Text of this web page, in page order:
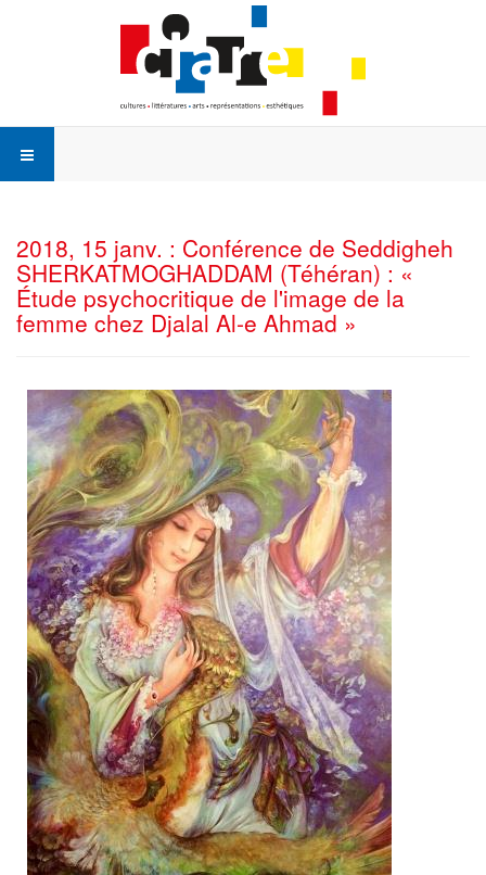
2018, 15 janv. : Conférence de Seddigheh
SHERKATMOGHADDAM (Téhéran) : «
Étude psychocritique de l'image de la
femme chez Djalal Al-e Ahmad »